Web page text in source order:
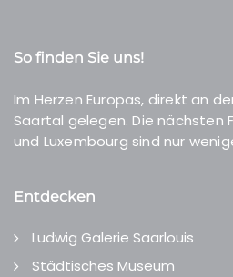
So finden Sie uns!
Im Herzen Europas, direkt an
Saartal gelegen. Die nächsten
und Luxembourg sind nur
Entdecken
Ludwig Galerie Saarlouis
Städtisches Museum